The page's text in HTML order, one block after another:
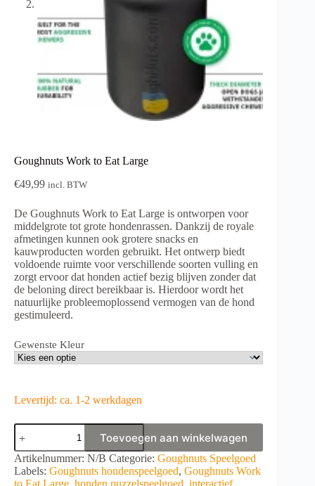
Goughnuts Work to Eat Large
€49,99 incl. BTW
De Goughnuts Work to Eat Large is ontworpen voor
middelgrote tot grote hondenrassen. Dankzij de royale
afmetingen kunnen ook grotere snacks en
kauwproducten worden gebruikt. Het ontwerp biedt
voldoende ruimte voor verschillende soorten vulling en
zorgt ervoor dat honden actief bezig blijven zonder dat
de beloning direct bereikbaar is. Hierdoor wordt het
natuurlijke probleemoplossend vermogen van de hond
gestimuleerd.
Gewenste Kleur
Levertijd: ca. 1-2 werkdagen
Goughnuts
Work
to
Eat
Large
Toevoegen aan winkelwagen
A
l
t
Artikelnummer: N/B Categorie: Goughnuts Speelgoed
Labels: Goughnuts hondenspeelgoed, Goughnuts Work